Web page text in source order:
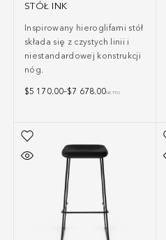
STÓŁ INK
Inspirowany hieroglifami stół
składa się z czystych linii i
niestandardowej konstrukcji
nóg.
$5 170.00–$7 678.00NETTO